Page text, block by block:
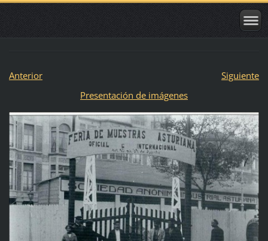
Anterior
Siguiente
Presentación de imágenes